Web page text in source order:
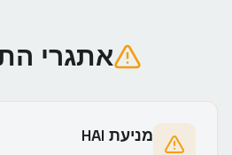
אתגרי
מניעת HAI